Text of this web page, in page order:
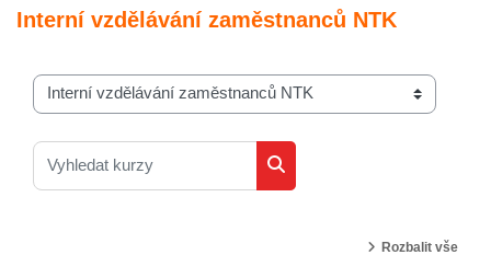
Interní vzdělávání zaměstnanců NTK
Kategorie kurzů
Vyhledat kurzy
Vyhledat kurzy
Rozbalit vše